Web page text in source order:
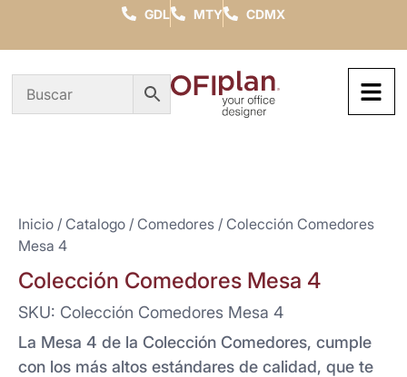
GDL MTY CDMX
Inicio / Catalogo / Comedores / Colección Comedores
Mesa 4
Colección Comedores Mesa 4
SKU: Colección Comedores Mesa 4
La Mesa 4 de la Colección Comedores, cumple
con los más altos estándares de calidad, que te